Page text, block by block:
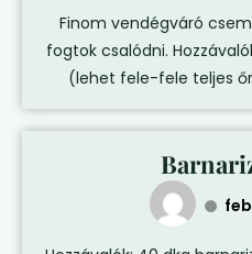
Finom vendégváró
fogtok csalódni.
(lehet fele-fele teljes